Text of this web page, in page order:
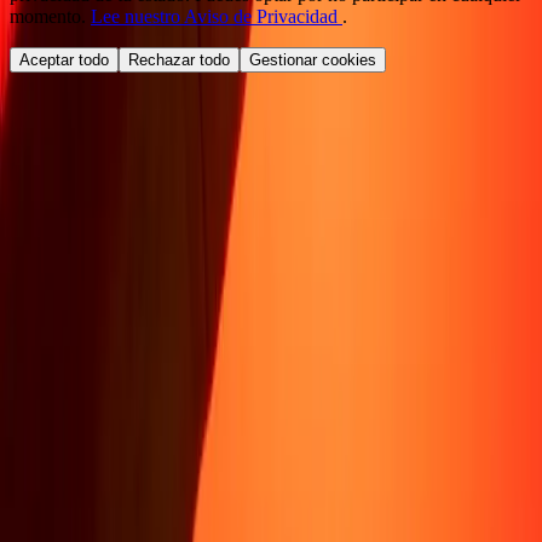
momento. Lee nuestro Aviso de Privacidad .
Aceptar todo Rechazar todo Gestionar cookies